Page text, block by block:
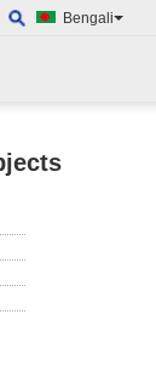
Bengali